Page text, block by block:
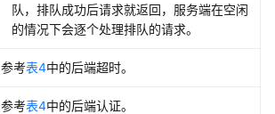
队，排队成功后请求就返回，服务端在空闲
的情况下会逐个处理排队的请求。
参考表4中的后端超时。
参考表4中的后端认证。